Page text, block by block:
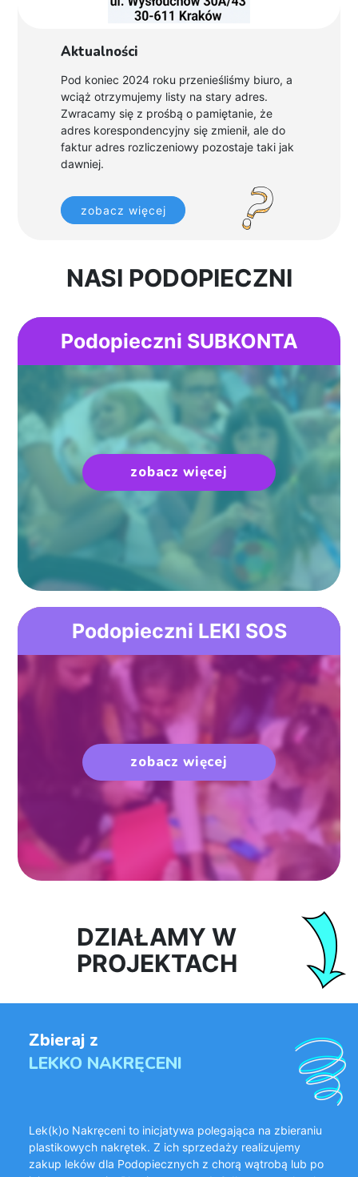
Aktualności
Pod koniec 2024 roku przenieśliśmy biuro, a
wciąż otrzymujemy listy na stary adres.
Zwracamy się z prośbą o pamiętanie, że
adres korespondencyjny się zmienił, ale do
faktur adres rozliczeniowy pozostaje taki jak
dawniej.
zobacz więcej
NASI PODOPIECZNI
Podopieczni SUBKONTA
zobacz więcej
Podopieczni LEKI SOS
zobacz więcej
DZIAŁAMY W
PROJEKTACH
Zbieraj z
LEKKO NAKRĘCENI
Lek(k)o Nakręceni to inicjatywa polegająca na zbieraniu
plastikowych nakrętek. Z ich sprzedaży realizujemy
zakup leków dla Podopiecznych z chorą wątrobą lub po